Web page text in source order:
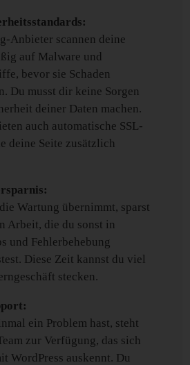
Anbieter scannen deine
auf Malware und
bevor sie Schaden
Du musst dir keine Sorgen
deiner Daten machen.
auch automatische SSL-
deine Seite zusätzlich
Wartung übernimmt, sparst
Arbeit, die du sonst in
und Fehlerbehebung
Diese Zeit kannst du viel
stecken.
ein Problem hast, steht
zur Verfügung, das sich
WordPress auskennt. Du